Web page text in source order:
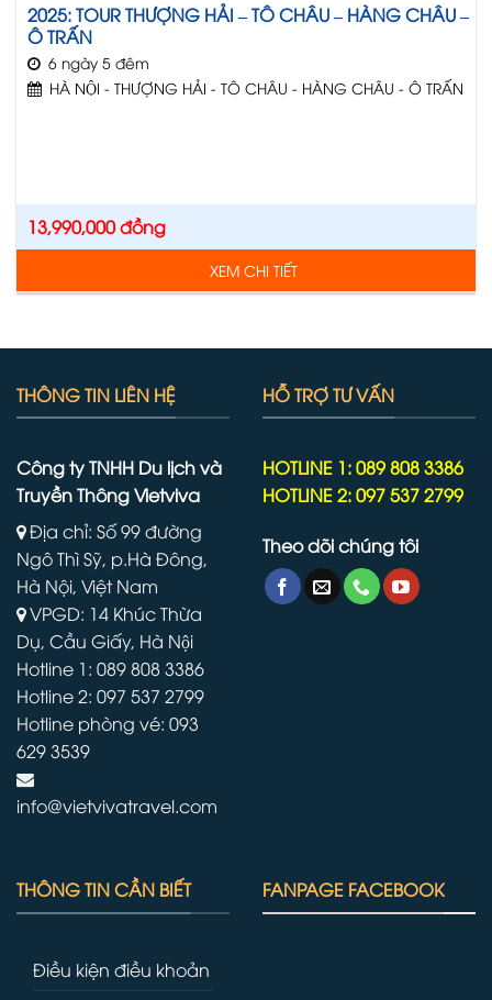
2025: TOUR THƯỢNG HẢI – TÔ CHÂU – HÀNG CHÂU –
Ô TRẤN
6 ngày 5 đêm
HÀ NỘI - THƯỢNG HẢI - TÔ CHÂU - HÀNG CHÂU - Ô TRẤN
13,990,000đồng
XEM CHI TIẾT
THÔNG TIN LIÊN HỆ
Công ty TNHH Du lịch và
Truyền Thông Vietviva
Địa chỉ: Số 99 đường
Ngô Thì Sỹ, p.Hà Đông,
Hà Nội, Việt Nam
VPGD: 14 Khúc Thừa
Dụ, Cầu Giấy, Hà Nội
Hotline 1: 089 808 3386
Hotline 2: 097 537 2799
Hotline phòng vé: 093
629 3539
info@vietvivatravel.com
HỖ TRỢ TƯ VẤN
HOTLINE 1: 089 808 3386
HOTLINE 2: 097 537 2799
Theo dõi chúng tôi
THÔNG TIN CẦN BIẾT
Điều kiện điều khoản
FANPAGE FACEBOOK